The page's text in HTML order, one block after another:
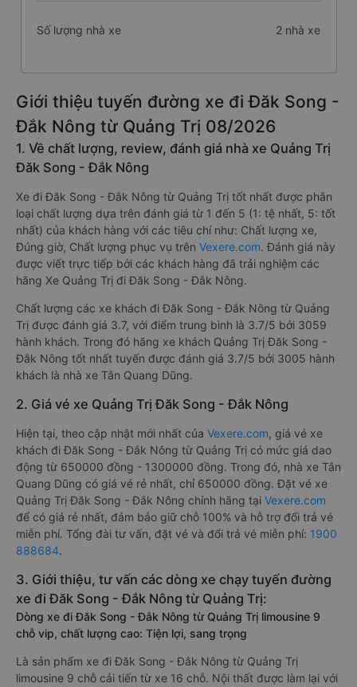
Số lượng nhà xe 2 nhà xe
Giới thiệu tuyến đường xe đi Đăk Song -
Đắk Nông từ Quảng Trị 08/2026
1. Về chất lượng, review, đánh giá nhà xe Quảng Trị
Đăk Song - Đắk Nông
Xe đi Đăk Song - Đắk Nông từ Quảng Trị tốt nhất được phân
loại chất lượng dựa trên đánh giá từ 1 đến 5 (1: tệ nhất, 5: tốt
nhất) của khách hàng với các tiêu chí như: Chất lượng xe,
Đúng giờ, Chất lượng phục vụ trên Vexere.com. Đánh giá này
được viết trực tiếp bởi các khách hàng đã trải nghiệm các
hãng Xe Quảng Trị đi Đăk Song - Đắk Nông.
Chất lượng các xe khách đi Đăk Song - Đắk Nông từ Quảng
Trị được đánh giá 3.7, với điểm trung bình là 3.7/5 bởi 3059
hành khách. Trong đó hãng xe khách Quảng Trị Đăk Song -
Đắk Nông tốt nhất tuyến được đánh giá 3.7/5 bởi 3005 hành
khách là nhà xe Tân Quang Dũng.
2. Giá vé xe Quảng Trị Đăk Song - Đắk Nông
Hiện tại, theo cập nhật mới nhất của Vexere.com, giá vé xe
khách đi Đăk Song - Đắk Nông từ Quảng Trị có mức giá dao
động từ 650000 đồng - 1300000 đồng. Trong đó, nhà xe Tân
Quang Dũng có giá vé rẻ nhất, chỉ 650000 đồng. Đặt vé xe
Quảng Trị Đăk Song - Đắk Nông chính hãng tại Vexere.com
để có giá rẻ nhất, đảm bảo giữ chỗ 100% và hỗ trợ đổi trả vé
miễn phí. Tổng đài tư vấn, đặt vé và đổi trả vé miễn phí: 1900
888684.
3. Giới thiệu, tư vấn các dòng xe chạy tuyến đường
xe đi Đăk Song - Đắk Nông từ Quảng Trị:
Dòng xe đi Đăk Song - Đắk Nông từ Quảng Trị limousine 9
chỗ vip, chất lượng cao: Tiện lợi, sang trọng
Là sản phẩm xe đi Đăk Song - Đắk Nông từ Quảng Trị
limousine 9 chỗ cải tiến từ xe 16 chỗ. Nội thất được làm lại với